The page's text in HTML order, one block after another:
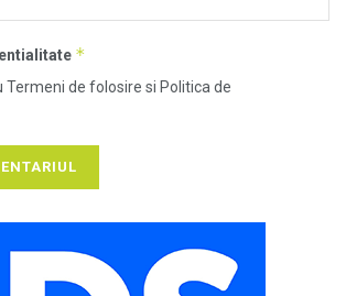
*
Termeni de folosire si Politica de